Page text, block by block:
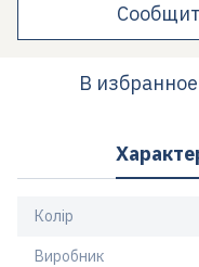
В избранное
Колір
Виробник